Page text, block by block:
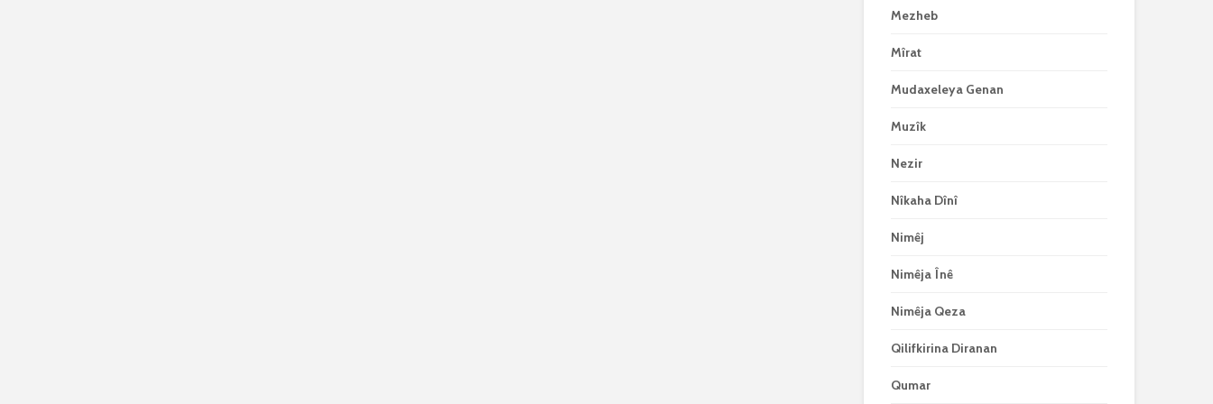
Mezheb
Mîrat
Mudaxeleya Genan
Muzîk
Nezir
Nîkaha Dînî
Nimêj
Nimêja Înê
Nimêja Qeza
Qilifkirina Diranan
Qumar